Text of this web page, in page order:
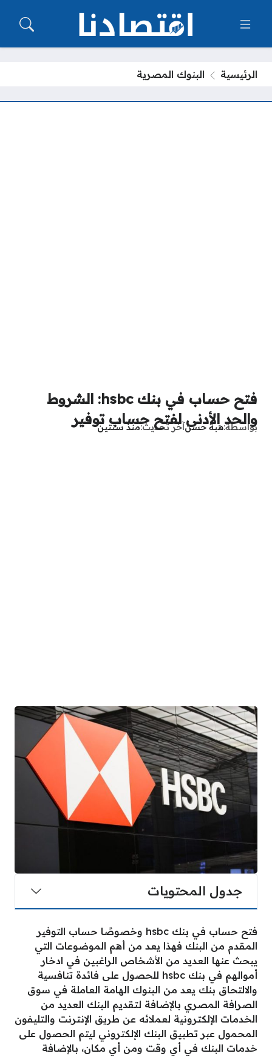
الرئيسية البنوك المصرية
فتح حساب في بنك hsbc: الشروط
والحد الأدنى لفتح حساب توفير
بواسطةهبة حسنآخر تحديثمنذ سنتين
جدول المحتويات
فتح حساب في بنك hsbc وخصوصًا حساب التوفير
المقدم من البنك فهذا يعد من أهم الموضوعات التي
يبحث عنها العديد من الأشخاص الراغبين في ادخار
أموالهم في بنك hsbc للحصول على فائدة تنافسية
والالتحاق بنك يعد من البنوك الهامة العاملة في سوق
الصرافة المصري بالإضافة لتقديم البنك العديد من
الخدمات الإلكترونية لعملائه عن طريق الإنترنت والتليفون
المحمول عبر تطبيق البنك الإلكتروني ليتم الحصول على
خدمات البنك في أي وقت ومن أي مكان، بالإضافة